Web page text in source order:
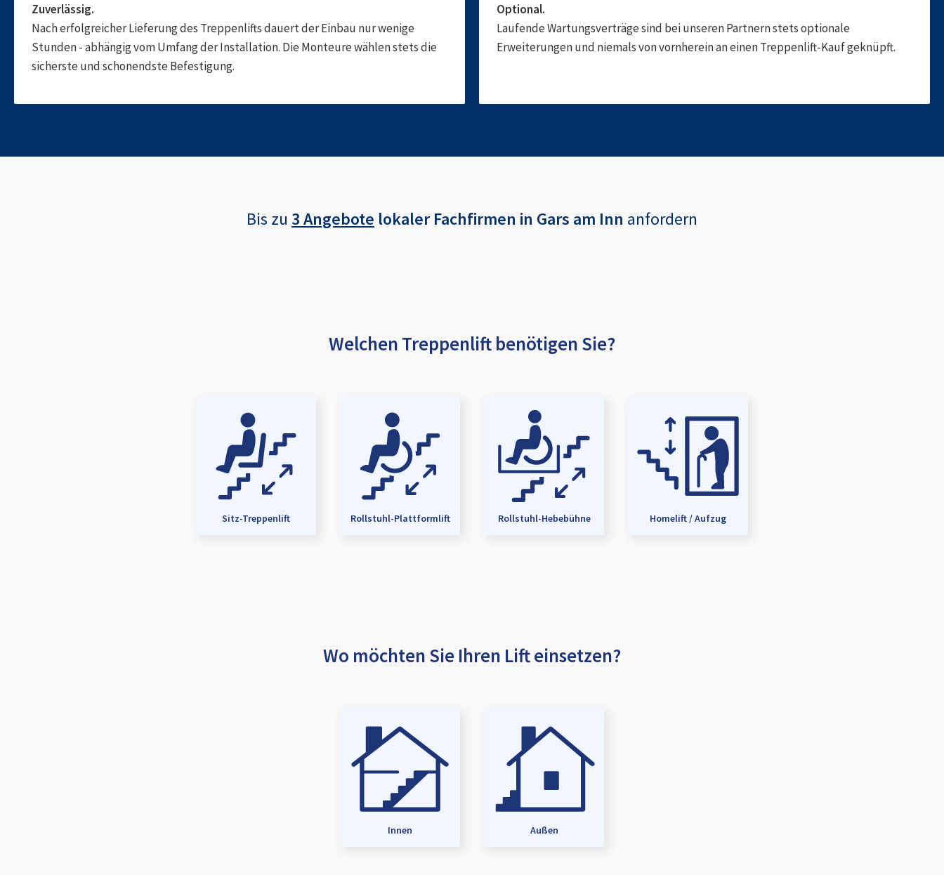
Zuverlässig.
Nach erfolgreicher Lieferung des Treppenlifts dauert der Einbau nur wenige
Stunden - abhängig vom Umfang der Installation. Die Monteure wählen stets die
sicherste und schonendste Befestigung.
Optional.
Laufende Wartungsverträge sind bei unseren Partnern stets optionale
Erweiterungen und niemals von vornherein an einen Treppenlift-Kauf geknüpft.
Bis zu 3 Angebote lokaler Fachfirmen in Gars am Inn anfordern
Welchen Treppenlift benötigen Sie?
Sitz-Treppenlift Rollstuhl-Plattformlift Rollstuhl-Hebebühne Homelift / Aufzug
Wo möchten Sie Ihren Lift einsetzen?
Innen Außen